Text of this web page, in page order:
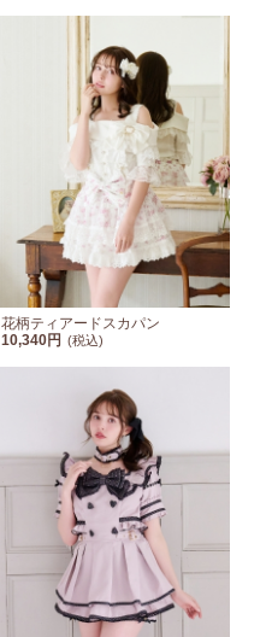
花柄ティアードスカパン
10,340円 (税込)